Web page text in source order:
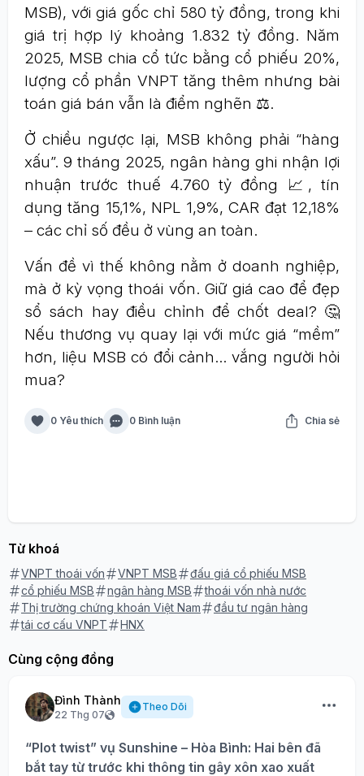
MSB), với giá gốc chỉ 580 tỷ đồng, trong khi
giá trị hợp lý khoảng 1.832 tỷ đồng. Năm
2025, MSB chia cổ tức bằng cổ phiếu 20%,
lượng cổ phần VNPT tăng thêm nhưng bài
toán giá bán vẫn là điểm nghẽn ⚖️.
Ở chiều ngược lại, MSB không phải “hàng
xấu”. 9 tháng 2025, ngân hàng ghi nhận lợi
nhuận trước thuế 4.760 tỷ đồng 📈, tín
dụng tăng 15,1%, NPL 1,9%, CAR đạt 12,18%
– các chỉ số đều ở vùng an toàn.
Vấn đề vì thế không nằm ở doanh nghiệp,
mà ở kỳ vọng thoái vốn. Giữ giá cao để đẹp
sổ sách hay điều chỉnh để chốt deal? 🤔
Nếu thương vụ quay lại với mức giá “mềm”
hơn, liệu MSB có đổi cảnh… vắng người hỏi
mua?
0 Yêu thích 0 Bình luận Chia sẻ
Từ khoá
VNPT thoái vốn VNPT MSB
đấu giá cổ phiếu MSB
cổ phiếu MSB
ngân hàng MSB
thoái vốn nhà nước
Thị trường chứng khoán Việt Nam
đầu tư ngân hàng
tái cơ cấu VNPT
HNX
Cùng cộng đồng
Đình Thành
22 Thg 07
Theo Dõi
“Plot twist” vụ Sunshine – Hòa Bình: Hai bên đã
bắt tay từ trước khi thông tin gây xôn xao xuất